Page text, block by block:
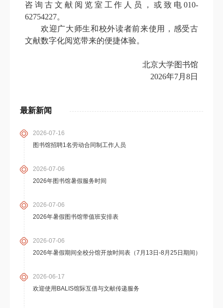
最新新闻
2026-07-16
图书馆招聘1名劳动合同制工作人员
2026-07-06
2026年图书馆暑假服务时间
2026-07-06
2026年暑假图书馆带值班安排表
2026-07-06
2026年暑假期间全校分馆开放时间表（7月13日-8月25日期间）
2026-06-17
欢迎使用BALIS馆际互借与文献传递服务
咨询古文献阅览室工作人员，或致电010-
62754227。
欢迎广大师生和校外读者前来使用，感受古
文献数字化阅览带来的便捷体验。
北京大学图书馆
2026年7月8日